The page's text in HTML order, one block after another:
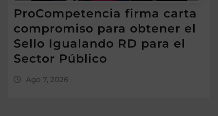
ProCompetencia firma carta
compromiso para obtener el
Sello Igualando RD para el
Sector Público
Ago 7, 2026